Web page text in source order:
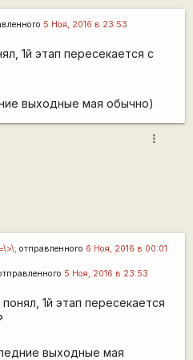
5 Ноя, 2016 в 23:53
1й этап пересекается с
выходные мая обычно)
more_vert
отправленного 6 Ноя, 2016 в 00:01
5 Ноя, 2016 в 23:53
1й этап пересекается
выходные мая